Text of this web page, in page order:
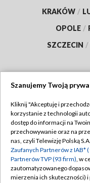
KRAKÓW /
OPOLE /
SZCZECIN /
Abonament TVP
Emisja w TVP
Centrum informacji
Naziemna
Szanujemy Twoją
Kliknij "Akceptuję i
korzystanie z technologii
dostęp do informacji na
przechowywanie oraz na
nas, czyli Telewizję Polską
Zaufanych Partnerów z IAB*
Partnerów TVP (93 firm), w
zautomatyzowanego
mierzenia ich skuteczności) i